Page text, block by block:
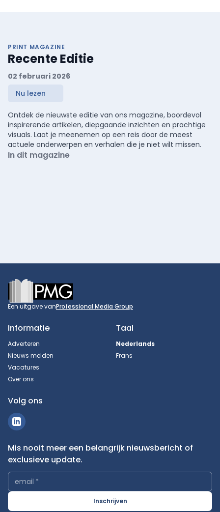
PRINT MAGAZINE
Recente Editie
02 februari 2026
Nu lezen
Ontdek de nieuwste editie van ons magazine, boordevol
inspirerende artikelen, diepgaande inzichten en prachtige
visuals. Laat je meenemen op een reis door de meest
actuele onderwerpen en verhalen die je niet wilt missen.
In dit magazine
Footer
Een uitgave vanProfessional Media Group
Informatie
Adverteren
Nieuws melden
Vacatures
Over ons
Taal
Nederlands
Frans
Volg ons
Mis nooit meer een belangrijk nieuwsbericht of
exclusieve update.
email *
Inschrijven